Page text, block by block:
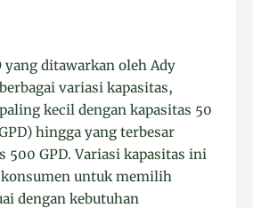
yang ditawarkan oleh Ady
variasi kapasitas,
kecil dengan kapasitas 50
hingga yang terbesar
500 GPD. Variasi kapasitas ini
untuk memilih
dengan kebutuhan